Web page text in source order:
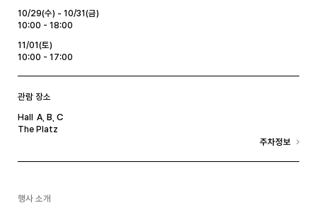
10/29(수) - 10/31(금)
10:00 - 18:00
11/01(토)
10:00 - 17:00
관람 장소
Hall A , B , C
The Platz
주차정보
행사 소개